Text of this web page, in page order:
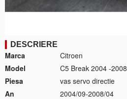
DESCRIERE
Marca
Citroen
Model
C5 Break 2004 -2008
Piesa
vas servo directie
An
2004/09-2008/04